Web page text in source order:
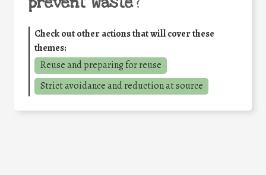
Check out other actions that will cover these
themes:
Reuse and preparing for reuse
Strict avoidance and reduction at source